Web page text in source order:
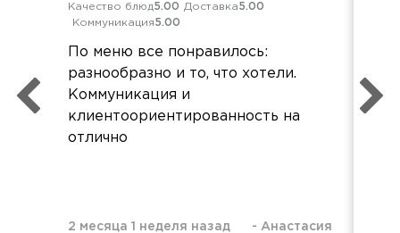
Качество блюд5.00 Доставка5.00
Коммуникация5.00
По меню все понравилось:
разнообразно и то, что хотели.
Коммуникация и
клиентоориентированность на
отлично
2 месяца 1 неделя назад - Анастасия